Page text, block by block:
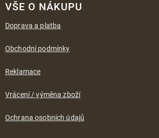
VŠE O NÁKUPU
Doprava a platba
Obchodní podmínky
Reklamace
Vrácení / výměna zboží
Ochrana osobních údajů